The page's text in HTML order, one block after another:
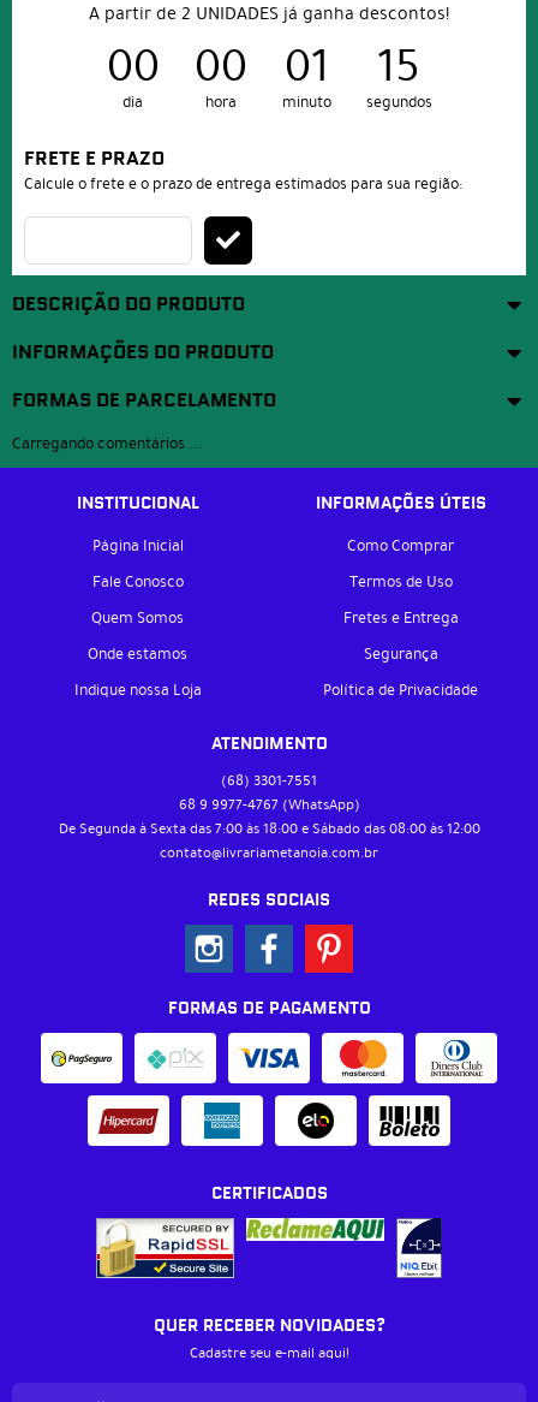
A partir de 2 UNIDADES já ganha descontos!
00
dia
00
hora
01
minuto
15
segundos
FRETE E PRAZO
Calcule o frete e o prazo de entrega estimados para sua região:
DESCRIÇÃO DO PRODUTO
INFORMAÇÕES DO PRODUTO
FORMAS DE PARCELAMENTO
Carregando comentários ...
INSTITUCIONAL
Página Inicial
Fale Conosco
Quem Somos
Onde estamos
Indique nossa Loja
INFORMAÇÕES ÚTEIS
Como Comprar
Termos de Uso
Fretes e Entrega
Segurança
Política de Privacidade
ATENDIMENTO
(68) 3301-7551
68 9 9977-4767 (WhatsApp)
De Segunda à Sexta das 7:00 às 18:00 e Sábado das 08:00 às 12:00
contato@livrariametanoia.com.br
REDES SOCIAIS
FORMAS DE PAGAMENTO
CERTIFICADOS
QUER RECEBER NOVIDADES?
Cadastre seu e-mail aqui!